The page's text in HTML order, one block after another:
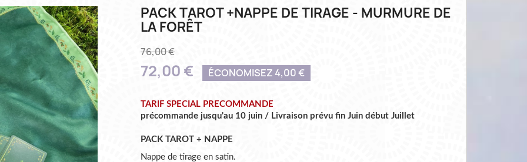
PACK TAROT +NAPPE DE TIRAGE - MURMURE DE
LA FORÊT
76,00 €
72,00 € ÉCONOMISEZ 4,00 €
TARIF SPECIAL PRECOMMANDE
précommande jusqu'au 10 juin / Livraison prévu fin Juin début Juillet
PACK TAROT + NAPPE
Nappe de tirage en satin.